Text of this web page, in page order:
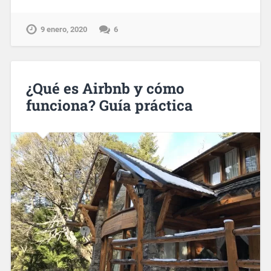
9 enero, 2020 6
¿Qué es Airbnb y cómo
funciona? Guía práctica